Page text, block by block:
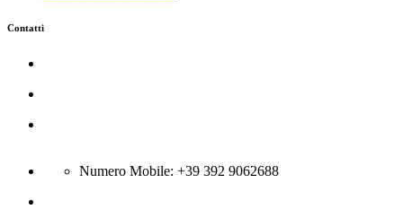
Contatti
Numero Mobile: +39 392 9062688